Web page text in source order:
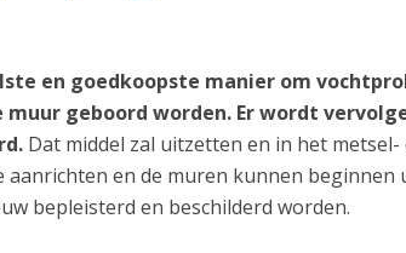
en goedkoopste manier om
geboord worden. Er wordt
Dat middel zal uitzetten en in het
aanrichten en de muren kunnen
bepleisterd en beschilderd worden.